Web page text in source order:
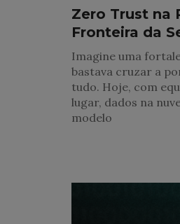
Zero Trust na
Fronteira da
Imagine uma
bastava cruzar a
tudo. Hoje, com
lugar, dados na
modelo